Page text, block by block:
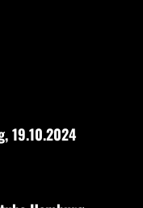
19.10.2024